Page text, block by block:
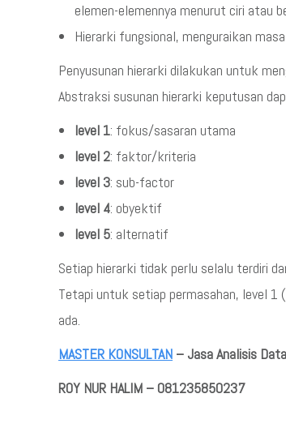
elemen-elemennya menurut ciri atau
Hierarki fungsional, menguraikan
Penyusunan hierarki dilakukan untuk
Abstraksi susunan hierarki keputusan
level 1: fokus/sasaran utama
level 2: faktor/kriteria
level 3: sub-factor
level 4: obyektif
level 5: alternatif
Setiap hierarki tidak perlu selalu terdiri
Tetapi untuk setiap permasahan, level
ada.
MASTER KONSULTAN – Jasa Analisis
ROY NUR HALIM – 081235850237